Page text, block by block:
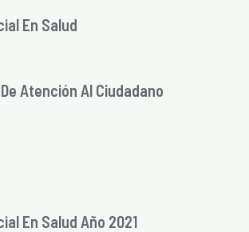
En Salud
Atención Al Ciudadano
En Salud Año 2021